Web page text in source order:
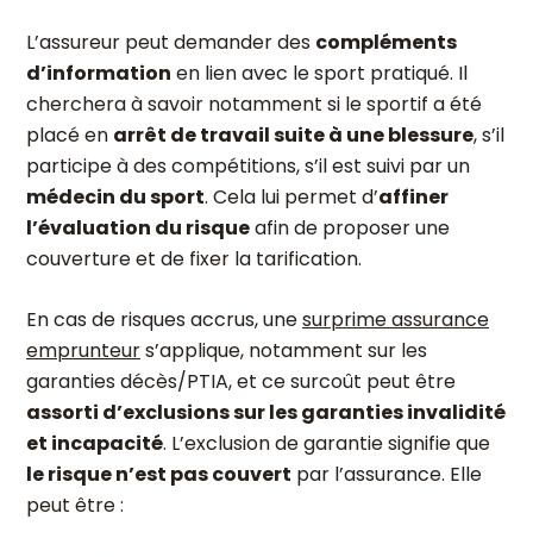
L’assureur peut demander des compléments
d’information en lien avec le sport pratiqué. Il
cherchera à savoir notamment si le sportif a été
placé en arrêt de travail suite à une blessure, s’il
participe à des compétitions, s’il est suivi par un
médecin du sport. Cela lui permet d’affiner
l’évaluation du risqueafin de proposer une
couverture et de fixer la tarification.
En cas de risques accrus, unesurprime assurance
emprunteurs’applique, notamment sur les
garanties décès/PTIA, et ce surcoût peut être
assorti d’exclusions sur les garanties invalidité
et incapacité. L’exclusion de garantie signifie que
le risque n’est pas couvert par l’assurance. Elle
peut être :